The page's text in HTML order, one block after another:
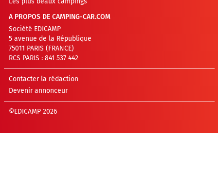
A PROPOS DE CAMPING-CAR.COM
Société EDICAMP
5 avenue de la République
75011 PARIS (FRANCE)
RCS PARIS : 841 537 442
Contacter la rédaction
Devenir annonceur
©EDICAMP 2026